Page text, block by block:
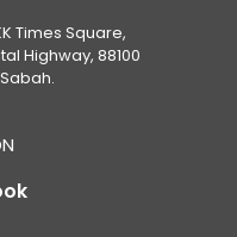
Times Square,
Highway, 88100